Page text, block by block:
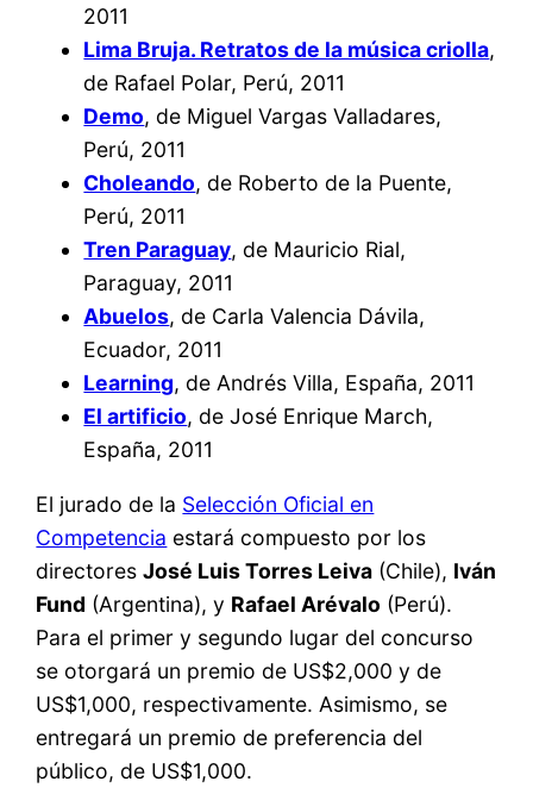
2011
Lima Bruja. Retratos de la música criolla,
de Rafael Polar, Perú, 2011
Demo, de Miguel Vargas Valladares,
Perú, 2011
Choleando, de Roberto de la Puente,
Perú, 2011
Tren Paraguay, de Mauricio Rial,
Paraguay, 2011
Abuelos, de Carla Valencia Dávila,
Ecuador, 2011
Learning, de Andrés Villa, España, 2011
El artificio, de José Enrique March,
España, 2011
El jurado de la Selección Oficial en
Competencia estará compuesto por los
directoresJosé Luis Torres Leiva (Chile), Iván
Fund (Argentina), y Rafael Arévalo (Perú).
Para el primer y segundo lugar del concurso
se otorgará un premio de US$2,000 y de
US$1,000, respectivamente. Asimismo, se
entregará un premio de preferencia del
público, de US$1,000.